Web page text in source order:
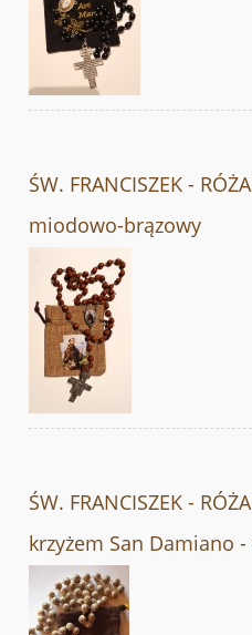
ŚW. FRANCISZEK -
miodowo-brązowy
ŚW. FRANCISZEK -
krzyżem San Damiano